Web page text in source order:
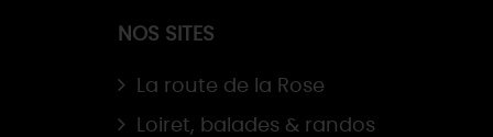
NOS SITES
La route de la Rose
Loiret, balades & randos